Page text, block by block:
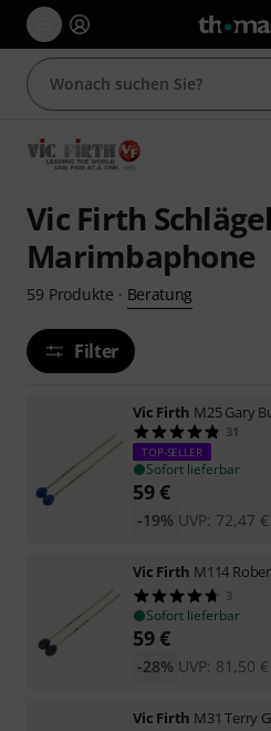
Vic Firth
Marimbaphone
59 Produkte · Beratung
Filter
Vic Firth M25 Gary
31
TOP-SELLER
Sofort lieferbar
59€
UVP: 72,47 €
-19%
Vic Firth M114
3
Sofort lieferbar
59€
UVP: 81,50 €
-28%
Vic Firth M31 Terry